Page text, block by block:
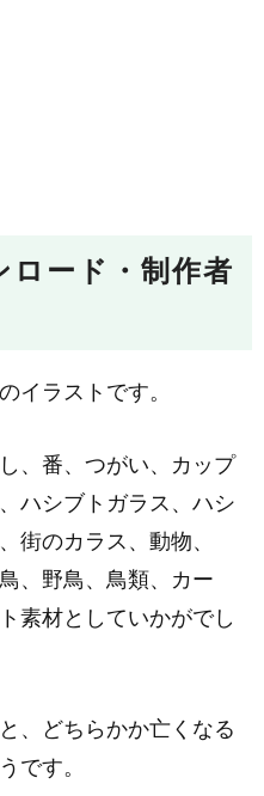
ロード・制作者
イラストです。
、番、つがい、カップ
ハシブトガラス、ハシ
街のカラス、動物、
、野鳥、鳥類、カー
素材としていかがでし
、どちらかか亡くなる
です。